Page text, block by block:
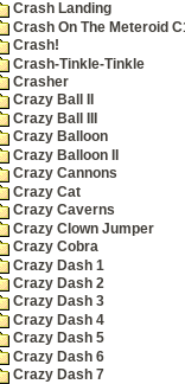
Crash Landing
Crash On The Meteroid
Crash!
Crash-Tinkle-Tinkle
Crasher
Crazy Ball II
Crazy Ball III
Crazy Balloon
Crazy Balloon II
Crazy Cannons
Crazy Cat
Crazy Caverns
Crazy Clown Jumper
Crazy Cobra
Crazy Dash 1
Crazy Dash 2
Crazy Dash 3
Crazy Dash 4
Crazy Dash 5
Crazy Dash 6
Crazy Dash 7